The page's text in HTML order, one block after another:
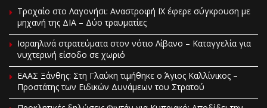
Τροχαίο στο Λαγονήσι: Αναστροφή ΙΧ έφερε σύγκρουση με
μηχανή της ΔΙΑ – Δύο τραυματίες
Ισραηλινά στρατεύματα στον νότιο Λίβανο – Καταγγελία για
νυχτερινή είσοδο σε χωριό
EAAΣ Ξάνθης: Στη Γλαύκη τιμήθηκε ο Άγιος Καλλίνικος –
Προστάτης των Ειδικών Δυνάμεων του Στρατού